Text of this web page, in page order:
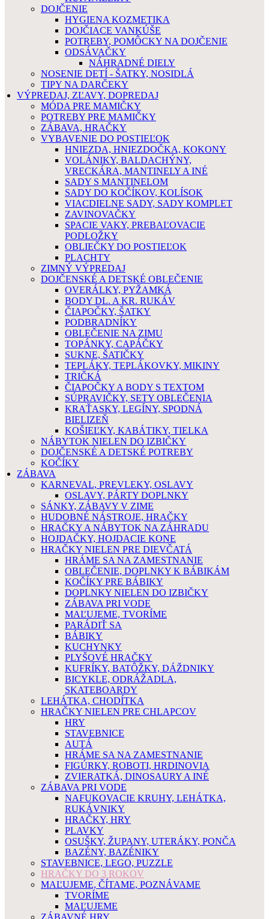
DOJČENIE
HYGIENA KOZMETIKA
DOJČIACE VANKÚŠE
POTREBY, POMÔCKY NA DOJČENIE
ODSÁVAČKY
NÁHRADNÉ DIELY
NOSENIE DETÍ - ŠATKY, NOSIDLÁ
TIPY NA DARČEKY
VÝPREDAJ, ZĽAVY, DOPREDAJ
MÓDA PRE MAMIČKY
POTREBY PRE MAMIČKY
ZÁBAVA, HRAČKY
VYBAVENIE DO POSTIEĽOK
HNIEZDA, HNIEZDOČKA, KOKONY
VOLÁNIKY, BALDACHÝNY,
VRECKÁRA, MANTINELY A INÉ
SADY S MANTINELOM
SADY DO KOČÍKOV, KOLÍSOK
VIACDIELNE SADY, SADY KOMPLET
ZAVINOVAČKY
SPACIE VAKY, PREBAĽOVACIE
PODLOŽKY
OBLIEČKY DO POSTIEĽOK
PLACHTY
ZIMNÝ VÝPREDAJ
DOJČENSKÉ A DETSKÉ OBLEČENIE
OVERÁLKY, PYŽAMKÁ
BODY DL. A KR. RUKÁV
ČIAPOČKY, ŠATKY
PODBRADNÍKY
OBLEČENIE NA ZIMU
TOPÁNKY, CAPÁČKY
SUKNE, ŠATIČKY
TEPLÁKY, TEPLÁKOVKY, MIKINY
TRIČKÁ
ČIAPOČKY A BODY S TEXTOM
SÚPRAVIČKY, SETY OBLEČENIA
KRAŤASKY, LEGÍNY, SPODNÁ
BIELIZEŇ
KOŠIEĽKY, KABÁTIKY, TIELKA
NÁBYTOK NIELEN DO IZBIČKY
DOJČENSKÉ A DETSKÉ POTREBY
KOČÍKY
ZÁBAVA
KARNEVAL, PREVLEKY, OSLAVY
OSLAVY, PÁRTY DOPLNKY
SÁNKY, ZÁBAVY V ZIME
HUDOBNÉ NÁSTROJE, HRAČKY
HRAČKY A NÁBYTOK NA ZÁHRADU
HOJDAČKY, HOJDACIE KONE
HRAČKY NIELEN PRE DIEVČATÁ
HRÁME SA NA ZAMESTNANIE
OBLEČENIE, DOPLNKY K BÁBIKÁM
KOČÍKY PRE BÁBIKY
DOPLNKY NIELEN DO IZBIČKY
ZÁBAVA PRI VODE
MAĽUJEME, TVORÍME
PARÁDIŤ SA
BÁBIKY
KUCHYNKY
PLYŠOVÉ HRAČKY
KUFRÍKY, BATÔŽKY, DÁŽDNIKY
BICYKLE, ODRÁŽADLA,
SKATEBOARDY
LEHÁTKA, CHODÍTKA
HRAČKY NIELEN PRE CHLAPCOV
HRY
STAVEBNICE
AUTÁ
HRÁME SA NA ZAMESTNANIE
FIGÚRKY, ROBOTI, HRDINOVIA
ZVIERATKÁ, DINOSAURY A INÉ
ZÁBAVA PRI VODE
NAFUKOVACIE KRUHY, LEHÁTKA,
RUKÁVNIKY
HRAČKY, HRY
PLAVKY
OSUŠKY, ŽUPANY, UTERÁKY, PONČA
BAZÉNY, BAZÉNIKY
STAVEBNICE, LEGO, PUZZLE
HRAČKY DO 3 ROKOV
MAĽUJEME, ČÍTAME, POZNÁVAME
TVORÍME
MAĽUJEME